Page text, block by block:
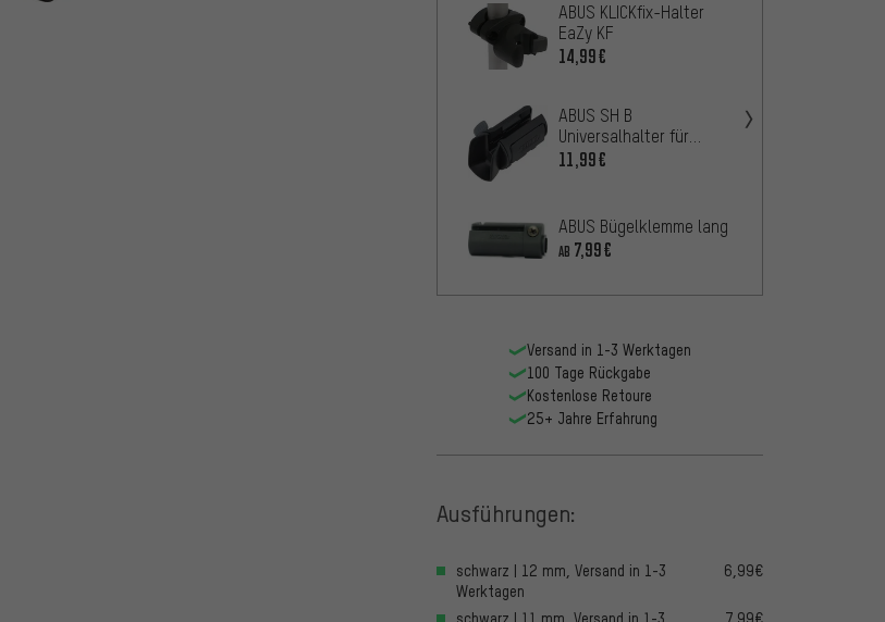
ABUS KLICKfix-Halter
EaZy KF
14,99€
ABUS SH B
Universalhalter für
Bügelschlösser
11,99€
ABUS Bügelklemme lang
AB 7,99€
Versand in 1-3 Werktagen
100 Tage Rückgabe
Kostenlose Retoure
25+ Jahre Erfahrung
Ausführungen:
schwarz | 12 mm, Versand in 1-3
Werktagen
6,99€